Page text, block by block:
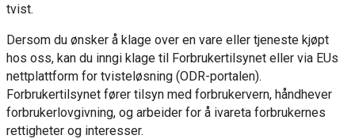
tvist.
Dersom du ønsker å klage over en vare eller tjeneste kjøpt
hos oss, kan du inngi klage til Forbrukertilsynet eller via EUs
nettplattform for tvisteløsning (ODR-portalen).
Forbrukertilsynet fører tilsyn med forbrukervern, håndhever
forbrukerlovgivning, og arbeider for å ivareta forbrukernes
rettigheter og interesser.